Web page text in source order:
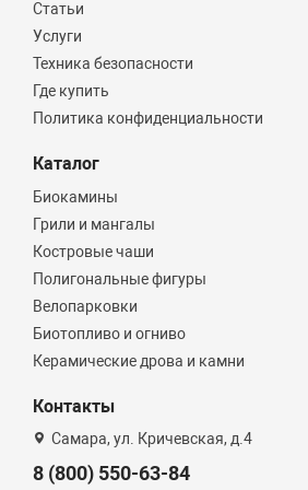
Статьи
Услуги
Техника безопасности
Где купить
Политика конфиденциальности
Каталог
Биокамины
Грили и мангалы
Костровые чаши
Полигональные фигуры
Велопарковки
Биотопливо и огниво
Керамические дрова и камни
Контакты
Самара, ул. Кричевская, д.4
8 (800) 550-63-84